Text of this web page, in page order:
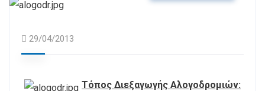
29/04/2013
Τόπος Διεξαγωγής Αλογοδρομιών: